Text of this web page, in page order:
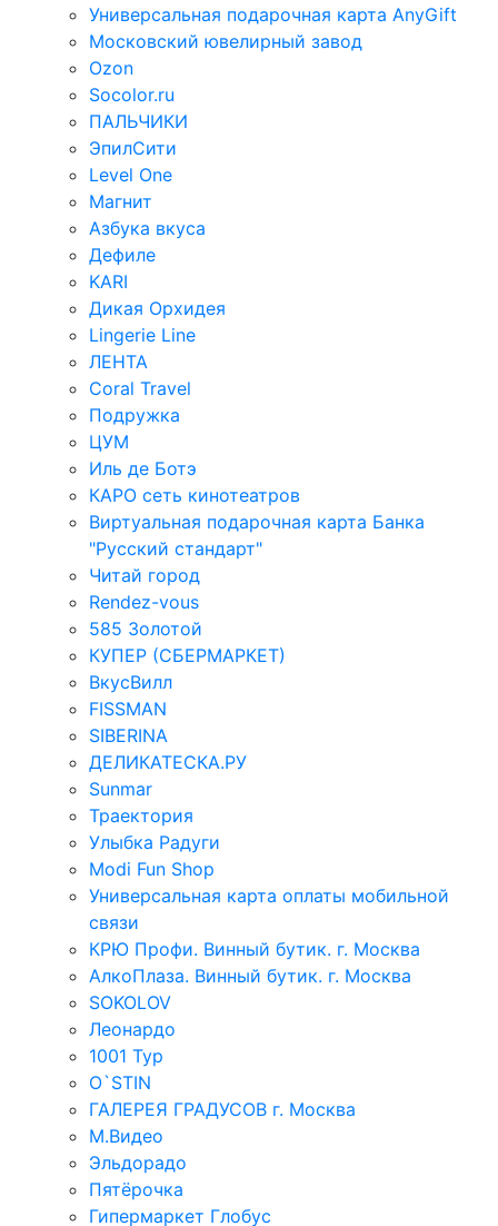
Универсальная подарочная карта AnyGift
Московский ювелирный завод
Ozon
Socolor.ru
ПАЛЬЧИКИ
ЭпилСити
Level One
Магнит
Азбука вкуса
Дефиле
KARI
Дикая Орхидея
Lingerie Line
ЛЕНТА
Coral Travel
Подружка
ЦУМ
Иль де Ботэ
КАРО сеть кинотеатров
Виртуальная подарочная карта Банка
"Русский стандарт"
Читай город
Rendez-vous
585 Золотой
КУПЕР (СБЕРМАРКЕТ)
ВкусВилл
FISSMAN
SIBERINA
ДЕЛИКАТЕСКА.РУ
Sunmar
Траектория
Улыбка Радуги
Modi Fun Shop
Универсальная карта оплаты мобильной
связи
КРЮ Профи. Винный бутик. г. Москва
АлкоПлаза. Винный бутик. г. Москва
SOKOLOV
Леонардо
1001 Тур
O`STIN
ГАЛЕРЕЯ ГРАДУСОВ г. Москва
М.Видео
Эльдорадо
Пятёрочка
Гипермаркет Глобус